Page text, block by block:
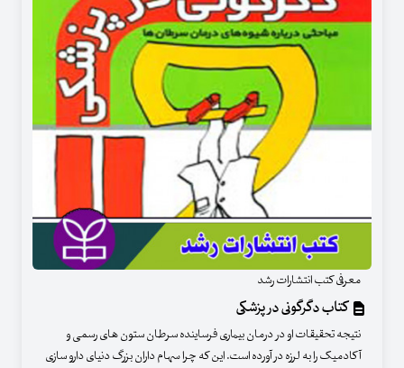
معرفی کتب انتشارات رشد
کتاب دگرگونی در پزشکی
نتیجه تحقیقات او در درمان بیماری فرساینده سرطان ستون های رسمی و
آکادمیک را به لرزه در آورده است. این که چرا سهام داران بزرگ دنیای دارو سازی